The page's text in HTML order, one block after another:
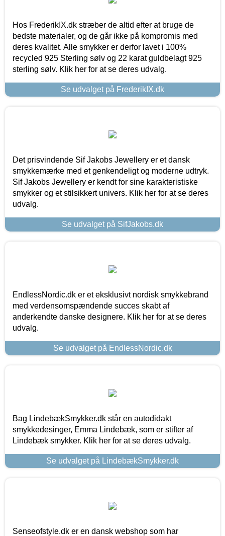
Hos FrederikIX.dk stræber de altid efter at bruge de
bedste materialer, og de går ikke på kompromis med
deres kvalitet. Alle smykker er derfor lavet i 100%
recycled 925 Sterling sølv og 22 karat guldbelagt 925
sterling sølv. Klik her for at se deres udvalg.
Se udvalget på FrederikIX.dk
Det prisvindende Sif Jakobs Jewellery er et dansk
smykkemærke med et genkendeligt og moderne udtryk.
Sif Jakobs Jewellery er kendt for sine karakteristiske
smykker og et stilsikkert univers. Klik her for at se deres
udvalg.
Se udvalget på SifJakobs.dk
EndlessNordic.dk er et eksklusivt nordisk smykkebrand
med verdensomspændende succes skabt af
anderkendte danske designere. Klik her for at se deres
udvalg.
Se udvalget på EndlessNordic.dk
Bag LindebækSmykker.dk står en autodidakt
smykkedesinger, Emma Lindebæk, som er stifter af
Lindebæk smykker. Klik her for at se deres udvalg.
Se udvalget på LindebækSmykker.dk
Senseofstyle.dk er en dansk webshop som har